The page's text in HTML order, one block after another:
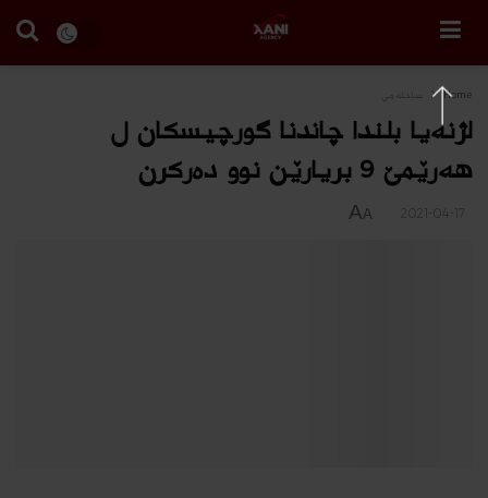
Home ساخله‌می
لژنەیا بلندا چاندنا گورچیسكان ل
هەرێمێ 9 بریارێن نوو ده‌ركرن
2021-04-17
A
A